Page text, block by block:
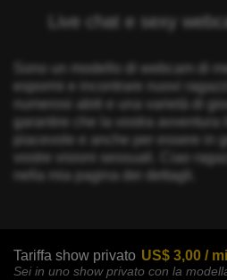
Live chat e sexy
Sono un modello di webcam di
espormi e incontrare nuovi
numerosi abiti e una varietà di
garantire che la vostra avventura
piacevole e anche per essere in
vostre visioni sessuali. Ciao
nella mia pagina dei dettagli.
Tariffa show privato US$ 3,00 /
Sei in uno show privato con la